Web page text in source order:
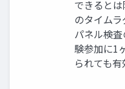
できると
のタイム
パネル検
験参加に1
られても